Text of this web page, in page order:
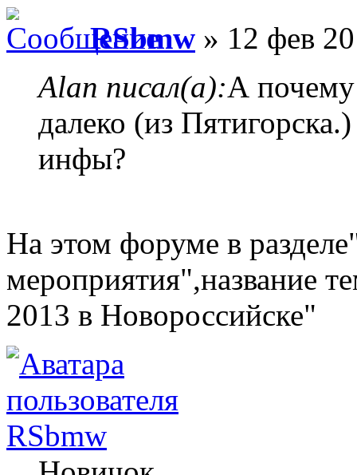
RSbmw » 12 фев
Alan писал(а):А
далеко (из
инфы?
На этом форуме в
мероприятия",название
2013 в Новороссийске"
RSbmw